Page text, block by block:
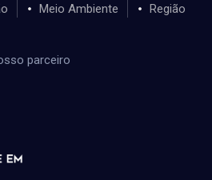
Meio Ambiente Região
parceiro